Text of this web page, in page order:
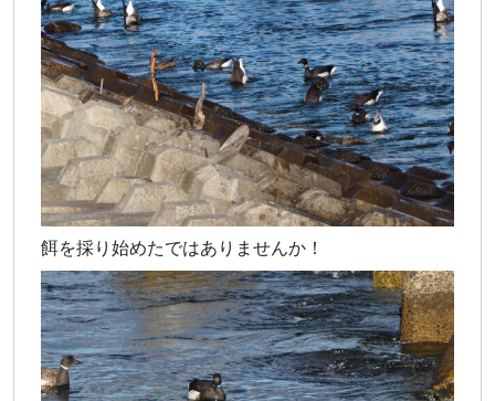
餌を採り始めたではありませんか！